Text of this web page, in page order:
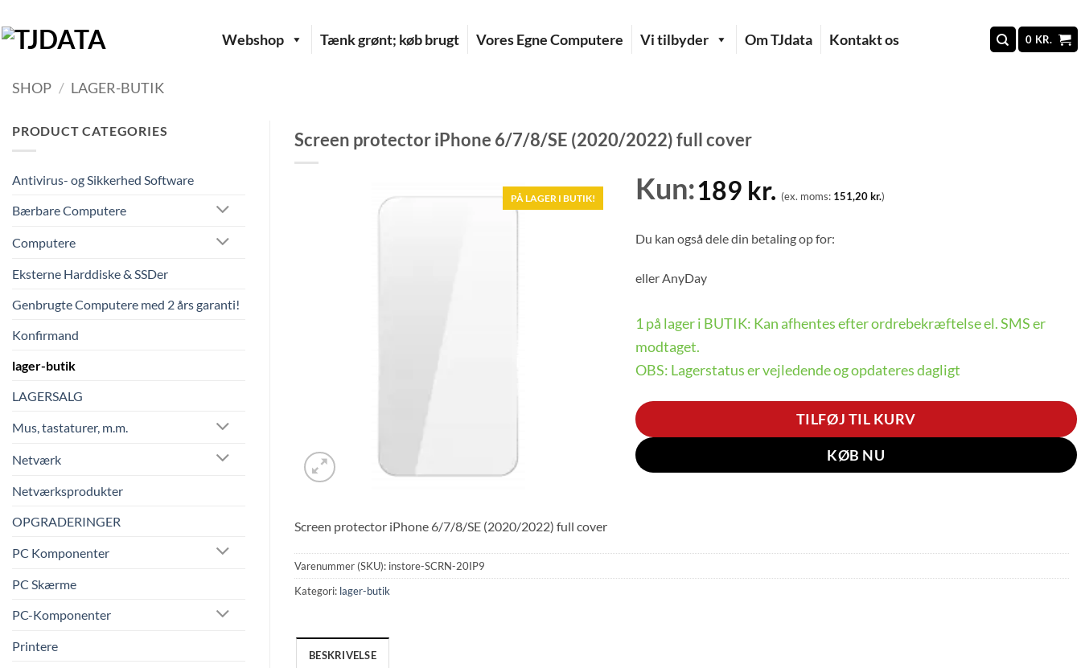
til
indhold
Webshop Tænk grønt; køb brugt Vores Egne Computere Vi tilbyder Om TJdata Kontakt os 0 KR.
SHOP / LAGER-BUTIK
PRODUCT CATEGORIES
Antivirus- og Sikkerhed Software
Bærbare Computere
Computere
Eksterne Harddiske & SSDer
Genbrugte Computere med 2 års garanti!
Konfirmand
lager-butik
LAGERSALG
Mus, tastaturer, m.m.
Netværk
Netværksprodukter
OPGRADERINGER
PC Komponenter
PC Skærme
PC-Komponenter
Printere
Screen protector iPhone 6/7/8/SE (2020/2022) full cover
PÅ LAGER I BUTIK! Kun:189 kr. (ex. moms: 151,20kr.)
Du kan også dele din betaling op for:
ellerAnyDay
1 på lager i BUTIK: Kan afhentes efter ordrebekræftelse el. SMS er
modtaget.
OBS: Lagerstatus er vejledende og opdateres dagligt
TILFØJ TIL KURV
KØB NU
Screen protector iPhone 6/7/8/SE (2020/2022) full cover
Varenummer (SKU): instore-SCRN-20IP9
Kategori: lager-butik
BESKRIVELSE